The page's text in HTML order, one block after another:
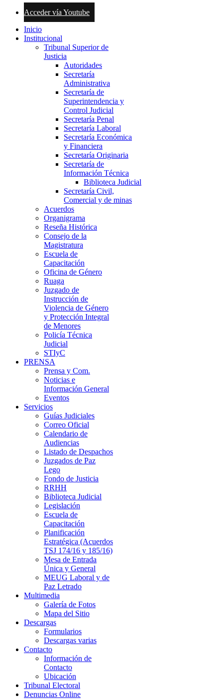
Acceder vía Youtube
Inicio
Institucional
Tribunal Superior de
Justicia
Autoridades
Secretaría
Administrativa
Secretaría de
Superintendencia y
Control Judicial
Secretaría Penal
Secretaría Laboral
Secretaría Económica
y Financiera
Secretaría Originaria
Secretaría de
Información Técnica
Biblioteca Judicial
Secretaría Civil,
Comercial y de minas
Acuerdos
Organigrama
Reseña Histórica
Consejo de la
Magistratura
Escuela de
Capacitación
Oficina de Género
Ruaga
Juzgado de
Instrucción de
Violencia de Género
y Protección Integral
de Menores
Policía Técnica
Judicial
STIyC
PRENSA
Prensa y Com.
Noticias e
Información General
Eventos
Servicios
Guías Judiciales
Correo Oficial
Calendario de
Audiencias
Listado de Despachos
Juzgados de Paz
Lego
Fondo de Justicia
RRHH
Biblioteca Judicial
Legislación
Escuela de
Capacitación
Planificación
Estratégica (Acuerdos
TSJ 174/16 y 185/16)
Mesa de Entrada
Única y General
MEUG Laboral y de
Paz Letrado
Multimedia
Galería de Fotos
Mapa del Sitio
Descargas
Formularios
Descargas varias
Contacto
Información de
Contacto
Ubicación
Tribunal Electoral
Denuncias Online